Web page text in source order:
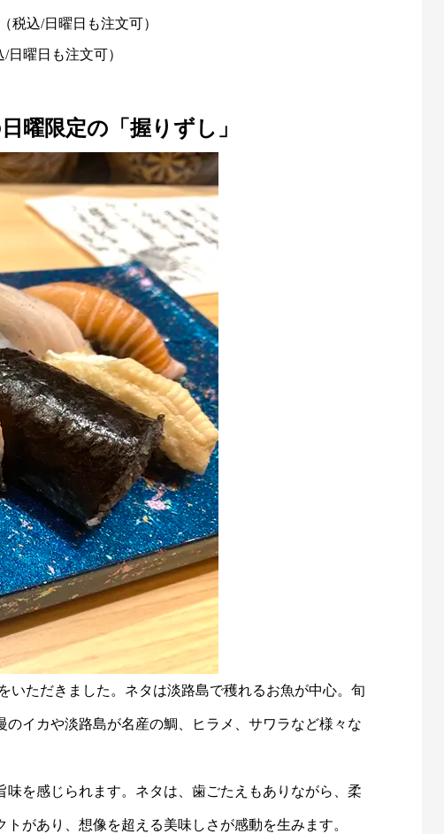
込/日曜日も注文可）
曜日も注文可）
曜限定の「握りずし」
いただきました。ネタは淡路島で穫れるお魚が中心。旬
イカや淡路島が名産の鯛、ヒラメ、サワラなど様々な
を感じられます。ネタは、歯ごたえもありながら、柔
があり、想像を超える美味しさが感動を生みます。